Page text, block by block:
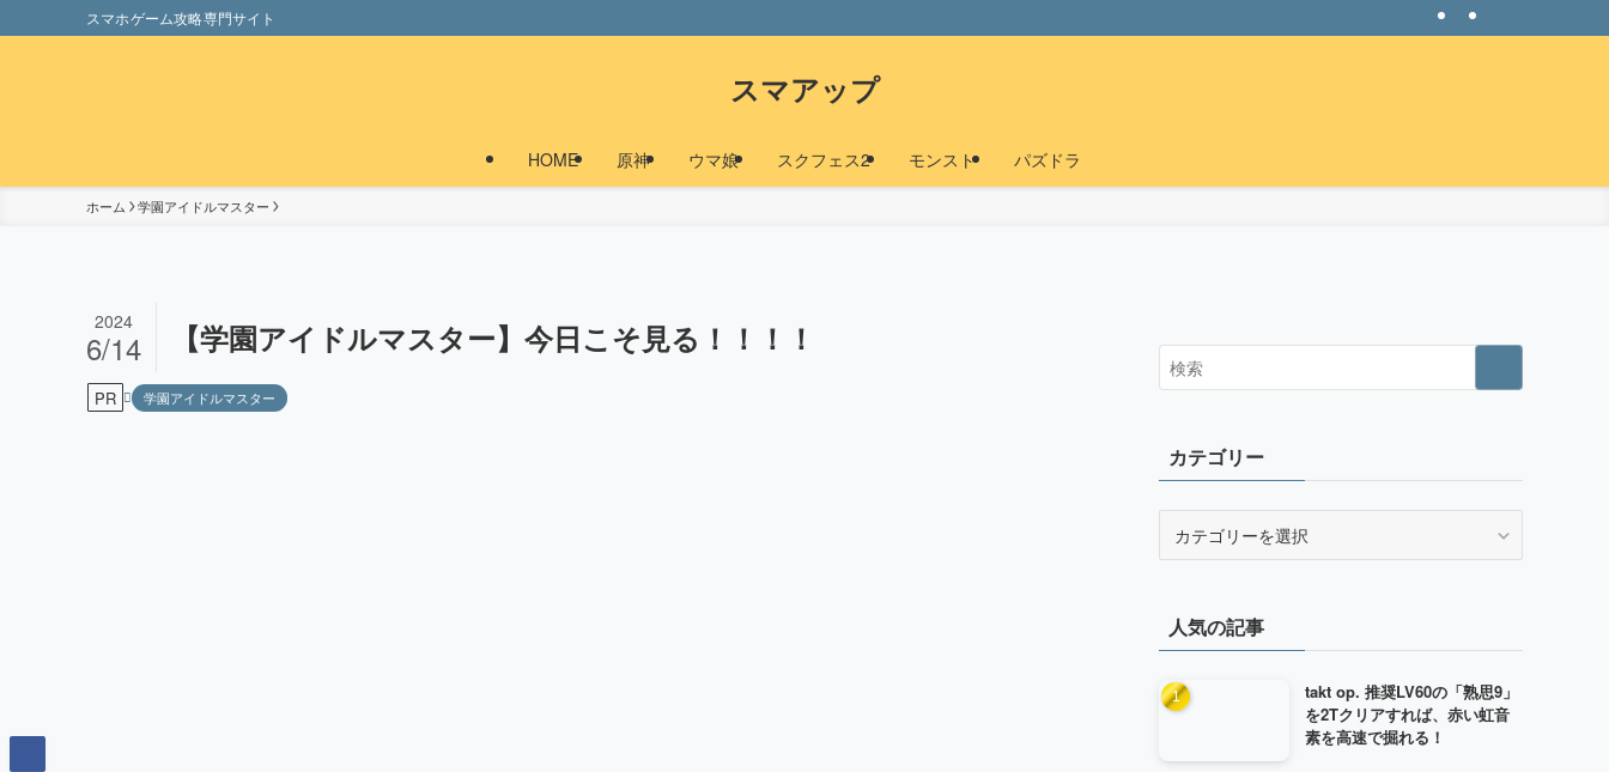
スマホゲーム攻略専門サイト
スマアップ
HOME 原神 ウマ娘 スクフェス2 モンスト パズドラ
ホーム 学園アイドルマスター
【学園アイドルマスター】今日こそ見る！！！！
2024
6/14
PR 学園アイドルマスター
カテゴリー
ー人気の記事
takt op. 推奨LV60の「熟思9」
を2Tクリアすれば、赤い虹音
素を高速で掘れる！